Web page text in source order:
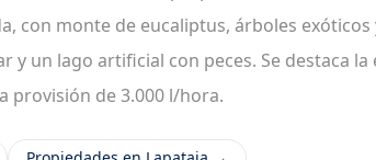
con monte de eucaliptus, árboles
y un lago artificial con peces. Se destaca
provisión de 3.000 l/hora.